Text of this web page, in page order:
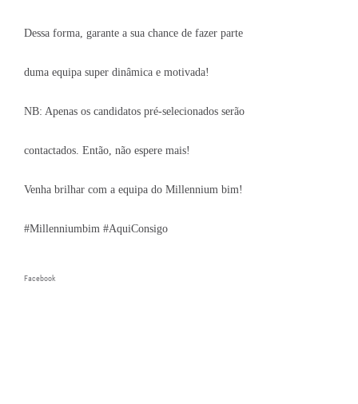
Dessa forma, garante a sua chance de fazer parte
duma equipa super dinâmica e motivada!
NB: Apenas os candidatos pré-selecionados serão
contactados. Então, não espere mais!
Venha brilhar com a equipa do Millennium bim!
#Millenniumbim #AquiConsigo
Facebook